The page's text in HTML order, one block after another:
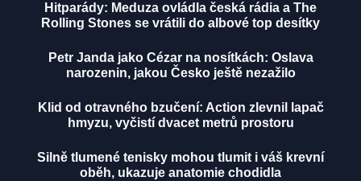
Hitparády: Meduza ovládla česká rádia a The
Rolling Stones se vrátili do albové top desítky
Petr Janda jako Cézar na nosítkách: Oslava
narozenin, jakou Česko ještě nezažilo
Klid od otravného bzučení: Action zlevnil lapač
hmyzu, vyčistí dvacet metrů prostoru
Silně tlumené tenisky mohou tlumit i váš krevní
oběh, ukazuje anatomie chodidla